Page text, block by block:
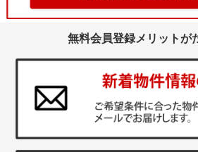
無料会員登録メリットが